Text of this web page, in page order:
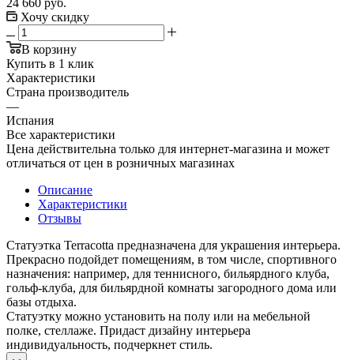
Хочу скидку
В корзину
Купить в 1 клик
Характеристики
Страна производитель
—
Испания
Все характеристики
Цена действительна только для интернет-магазина и может
отличаться от цен в розничных магазинах
Описание
Характеристики
Отзывы
Статуэтка Terracotta предназначена для украшения интерьера.
Прекрасно подойдет помещениям, в том числе, спортивного
назначения: например, для теннисного, бильярдного клуба,
гольф-клуба, для бильярдной комнаты загородного дома или
базы отдыха.
Статуэтку можно установить на полу или на мебельной
полке, стеллаже. Придаст дизайну интерьера
индивидуальность, подчеркнет стиль.